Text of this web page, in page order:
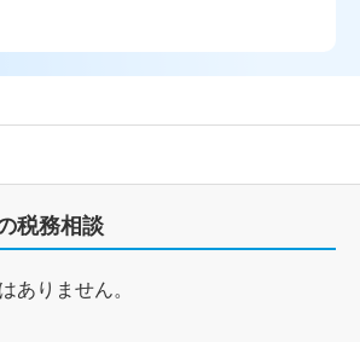
税務相談
ありません。